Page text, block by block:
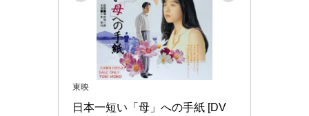
東映
日本一短い「母」への手紙 [DV